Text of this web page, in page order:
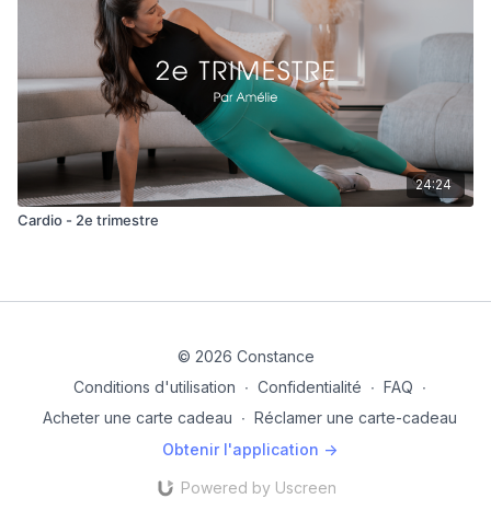
24:24
Cardio - 2e trimestre
© 2026 Constance
Conditions d'utilisation ∙ Confidentialité ∙ FAQ ∙
Acheter une carte cadeau ∙ Réclamer une carte-cadeau
Obtenir l'application ->
Powered by Uscreen